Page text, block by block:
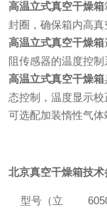
高温立式真空干燥箱
封圈，确保箱内高真
高温立式真空干燥箱
阻传感器的温度控制
高温立式真空干燥箱
态控制，温度显示校
可选配加装惰性气体
北京真空干燥箱技术
型号（立